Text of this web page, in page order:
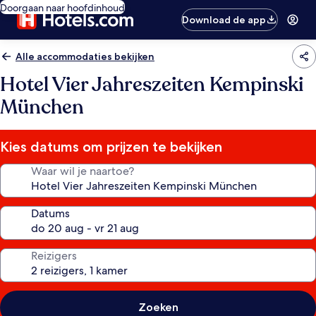
Doorgaan naar hoofdinhoud
Download de app
Alle accommodaties bekijken
Hotel Vier Jahreszeiten Kempinski
München
Kies datums om prijzen te bekijken
Waar wil je naartoe?
Datums
Reizigers
Zoeken